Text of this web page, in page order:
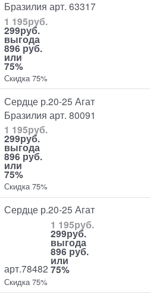
Бразилия арт. 63317
1 195руб.
299руб.
выгода
896 руб.
или
75%
Скидка 75%
Сердце р.20-25 Агат
Бразилия арт. 80091
1 195руб.
299руб.
выгода
896 руб.
или
75%
Скидка 75%
Сердце р.20-25 Агат
арт.78482
1 195руб.
299руб.
выгода
896 руб.
или
75%
Скидка 75%